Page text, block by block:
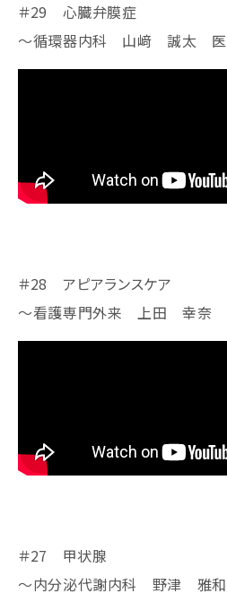
＃29 心臓弁膜症
～循環器内科 山﨑 誠太 医
＃28 アピアランスケア
～看護専門外来 上田 幸奈
＃27 甲状腺
～内分泌代謝内科 野津 雅